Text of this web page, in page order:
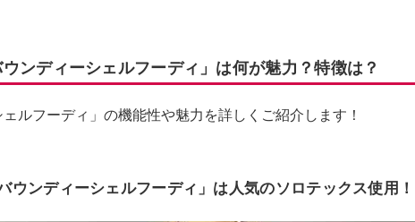
ンディーシェルフーディ」は何が魅力？特徴は？
ェルフーディ」の機能性や魅力を詳しくご紹介します！
ウンディーシェルフーディ」は人気のソロテックス使用！